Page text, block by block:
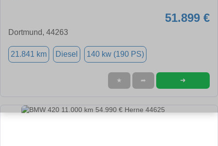
51.899 €
Dortmund, 44263
21.841 km Diesel 140 kw (190 PS)
★ ➦ ➜